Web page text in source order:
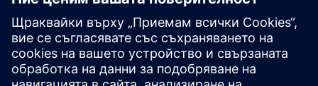
Прочетете отзива за G2
Отличен инструмент за 3D